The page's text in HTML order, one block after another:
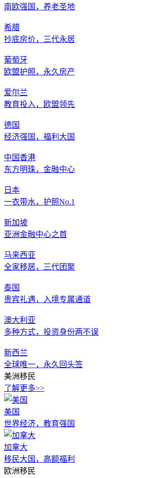
南欧强国，养老圣地
希腊
抄底房价，三代永居
葡萄牙
欧盟护照，永久房产
爱尔兰
教育投入，欧盟领先
德国
经济强国，福利大国
中国香港
东方明珠，金融中心
日本
一衣带水，护照No.1
新加坡
亚洲金融中心之首
马来西亚
全家移居，三代团聚
泰国
贵宾礼遇，入境专属通道
澳大利亚
多种方式，投资身份两不误
新西兰
全球唯一，永久回头签
美洲移民
了解更多>>
美国
世界经济，教育强国
加拿大
移民大国，高额福利
欧洲移民